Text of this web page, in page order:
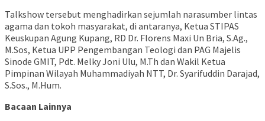
Talkshow tersebut menghadirkan sejumlah narasumber lintas
agama dan tokoh masyarakat, di antaranya, Ketua STIPAS
Keuskupan Agung Kupang, RD Dr. Florens Maxi Un Bria, S.Ag.,
M.Sos, Ketua UPP Pengembangan Teologi dan PAG Majelis
Sinode GMIT, Pdt. Melky Joni Ulu, M.Th dan Wakil Ketua
Pimpinan Wilayah Muhammadiyah NTT, Dr. Syarifuddin Darajad,
S.Sos., M.Hum.
Bacaan Lainnya